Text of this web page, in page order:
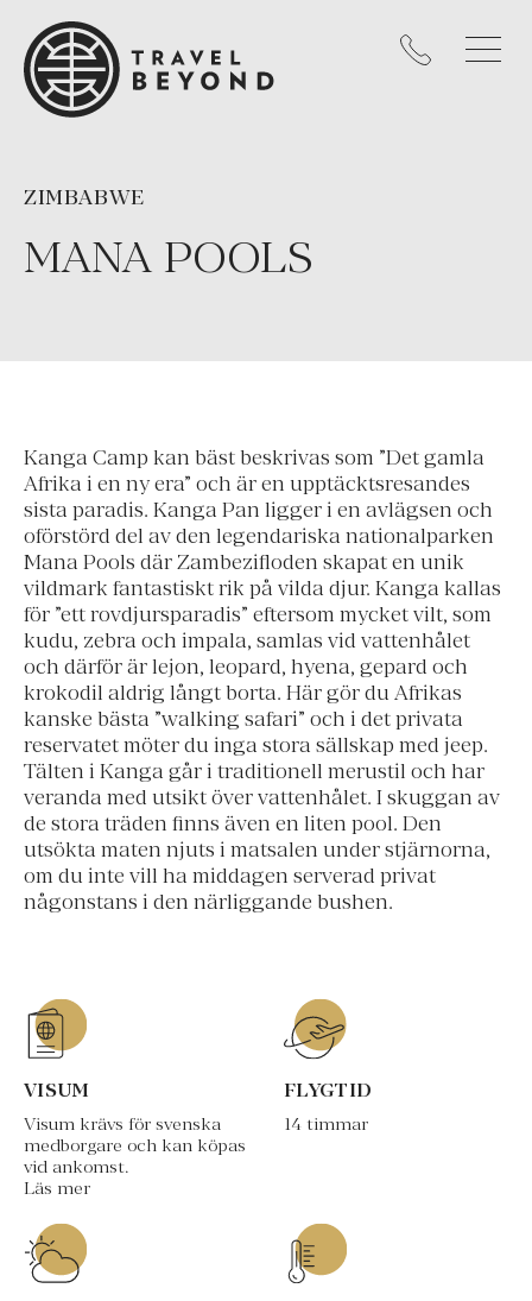
MANA POOLS
ZIMBABWE
Kanga Camp kan bäst beskrivas som ”Det gamla
Afrika i en ny era” och är en upptäcktsresandes
sista paradis. Kanga Pan ligger i en avlägsen och
oförstörd del av den legendariska nationalparken
Mana Pools där Zambezifloden skapat en unik
vildmark fantastiskt rik på vilda djur. Kanga kallas
för ”ett rovdjursparadis” eftersom mycket vilt, som
kudu, zebra och impala, samlas vid vattenhålet
och därför är lejon, leopard, hyena, gepard och
krokodil aldrig långt borta. Här gör du Afrikas
kanske bästa ”walking safari” och i det privata
reservatet möter du inga stora sällskap med jeep.
Tälten i Kanga går i traditionell merustil och har
veranda med utsikt över vattenhålet. I skuggan av
de stora träden finns även en liten pool. Den
utsökta maten njuts i matsalen under stjärnorna,
om du inte vill ha middagen serverad privat
någonstans i den närliggande bushen.
VISUM
Visum krävs för svenska
medborgare och kan köpas
vid ankomst.
Läs mer
FLYGTID
14 timmar